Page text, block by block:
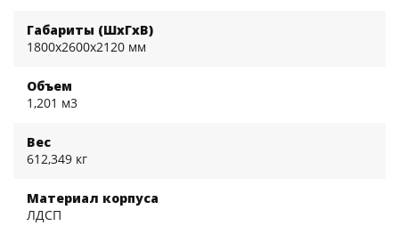
Габариты (ШхГхВ)
1800x2600x2120 мм
Объем
1,201 м3
Вес
612,349 кг
Материал корпуса
ЛДСП